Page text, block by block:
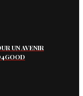
UN AVENIR